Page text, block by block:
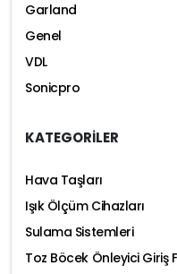
Garland
Genel
VDL
Sonicpro
KATEGORİLER
Hava Taşları
Işık Ölçüm Cihazları
Sulama Sistemleri
Toz Böcek Önleyici Giriş